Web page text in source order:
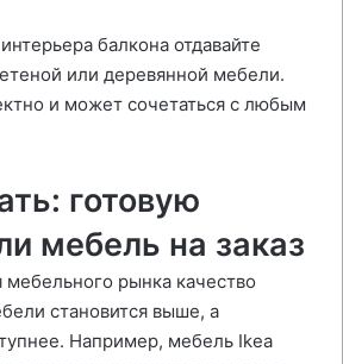
балкона отдавайте
или деревянной мебели.
и может сочетаться с любым
готовую
мебель на заказ
мебельного рынка качество
становится выше, а
Например, мебель Ikea